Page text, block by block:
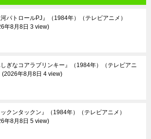
河パトロールPJ』（1984年）（テレビアニメ）
年8月8日 3 view
しぎなコアラブリンキー』（1984年）（テレビアニ
2026年8月8日 4 view
ックンタックン』（1984年）（テレビアニメ）
年8月8日 5 view